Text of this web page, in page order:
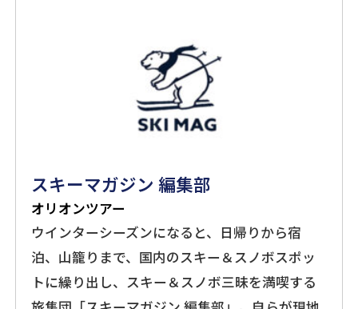
スキーマガジン 編集部
オリオンツアー
ウインターシーズンになると、日帰りから宿
泊、山籠りまで、国内のスキー＆スノボスポッ
トに繰り出し、スキー＆スノボ三昧を満喫する